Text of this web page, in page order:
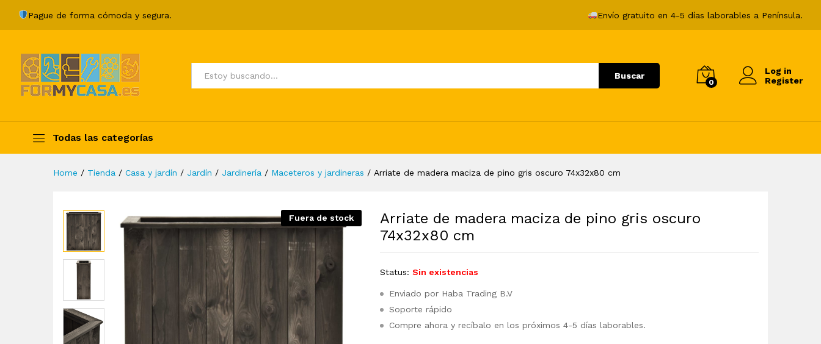
Pague de forma cómoda y segura. Envío gratuito en 4-5 días laborables a Península.
Todos Buscar
0
Log in
Register
Todas las categorías
Producto para mascotas
y animales
Home / Tienda / Casa y jardín / Jardín / Jardinería / Maceteros y jardineras / Arriate de madera maciza de pino gris oscuro 74x32x80 cm
Fuera de stock
Arriate de madera maciza de pino gris oscuro
74x32x80 cm
Status: Sin existencias
Enviado por Haba Trading B.V
Soporte rápido
Compre ahora y recíbalo en los próximos 4-5 días laborables.
Description Specification